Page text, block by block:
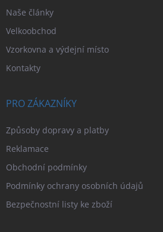
Naše články
Velkoobchod
Vzorkovna a výdejní místo
Kontakty
PRO ZÁKAZNÍKY
Způsoby dopravy a platby
Reklamace
Obchodní podmínky
Podmínky ochrany osobních údajů
Bezpečnostní listy ke zboží